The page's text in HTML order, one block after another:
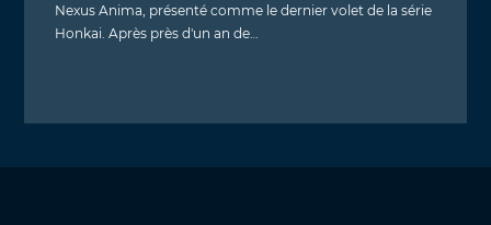
Nexus Anima, présenté comme le dernier volet de la série
Honkai. Après près d'un an de…